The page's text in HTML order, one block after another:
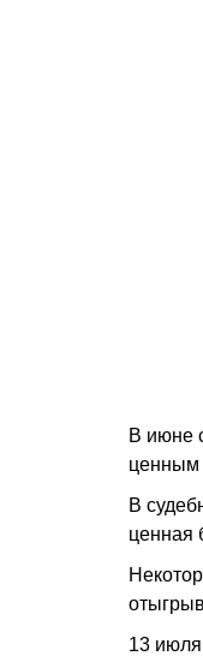
В июне
ценным
В
ценная
13 июля